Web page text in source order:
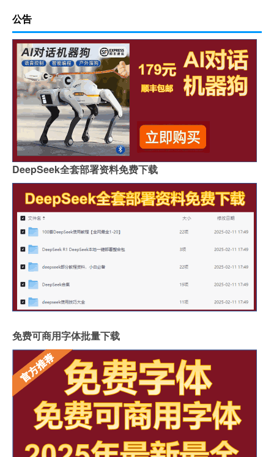
公告
DeepSeek全套部署资料免费下载
免费可商用字体批量下载